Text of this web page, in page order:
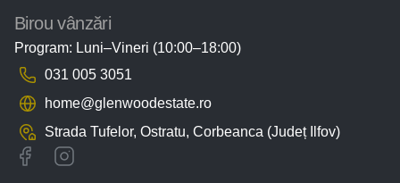
Birou vânzări
Program: Luni–Vineri (10:00–18:00)
031 005 3051
home@glenwoodestate.ro
Strada Tufelor, Ostratu, Corbeanca (Județ Ilfov)